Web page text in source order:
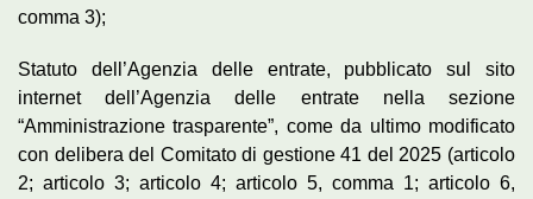
comma 3);
Statuto dell’Agenzia delle entrate, pubblicato sul sito
internet dell’Agenzia delle entrate nella sezione
“Amministrazione trasparente”, come da ultimo modificato
con delibera del Comitato di gestione 41 del 2025 (articolo
2; articolo 3; articolo 4; articolo 5, comma 1; articolo 6,